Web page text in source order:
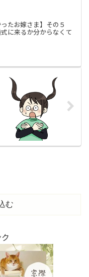
ったお嫁さま】その５
に来るか分からなくて
む